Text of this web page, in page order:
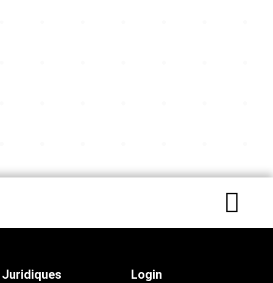
Juridiques Login